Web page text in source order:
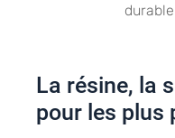
La résine, la
pour les plus